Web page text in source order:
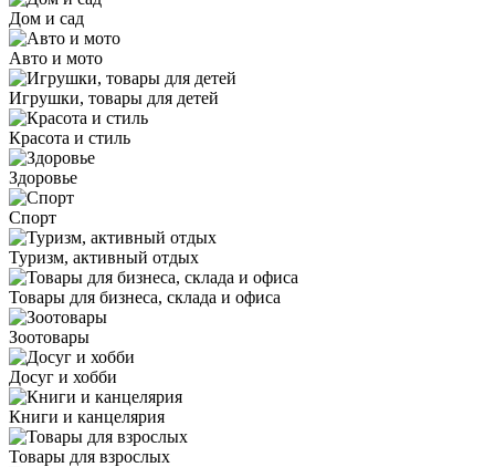
Дом и сад
Авто и мото
Игрушки, товары для детей
Красота и стиль
Здоровье
Спорт
Туризм, активный отдых
Товары для бизнеса, склада и офиса
Зоотовары
Досуг и хобби
Книги и канцелярия
Товары для взрослых